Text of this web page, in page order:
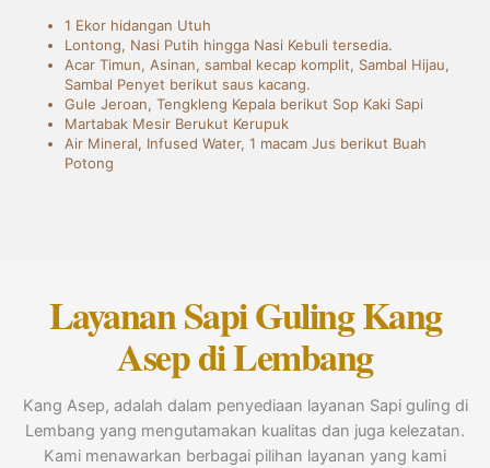
1 Ekor hidangan Utuh
Lontong, Nasi Putih hingga Nasi Kebuli tersedia.
Acar Timun, Asinan, sambal kecap komplit, Sambal Hijau,
Sambal Penyet berikut saus kacang.
Gule Jeroan, Tengkleng Kepala berikut Sop Kaki Sapi
Martabak Mesir Berukut Kerupuk
Air Mineral, Infused Water, 1 macam Jus berikut Buah
Potong
Layanan Sapi Guling Kang
Asep di Lembang
Kang Asep, adalah dalam penyediaan layanan Sapi guling di
Lembang yang mengutamakan kualitas dan juga kelezatan.
Kami menawarkan berbagai pilihan layanan yang kami